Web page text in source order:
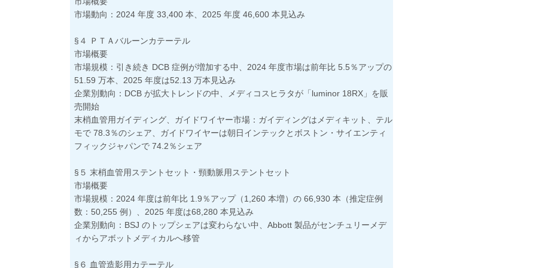
市場動向：2024 年度 33,400 本、2025 年度 46,600 本見込み
§４ ＰＴＡバルーンカテーテル
市場概要
市場規模：引き続き DCB 症例が増加する中、2024 年度市場は前年比 5.5％アップの
51.59 万本、2025 年度は52.13 万本見込み
企業別動向：DCB が拡大トレンドの中、メディコスヒラタが「luminor 18RX」を販
売開始
末梢血管用ガイディング、ガイドワイヤー市場：ガイディングはメディキット、テル
モで 78.3％のシェア、ガイドワイヤーは朝日インテックとボストン・サイエンティ
フィックジャパンで 74.2％シェア
§５ 末梢血管用ステントセット・頸動脈用ステントセット
市場概要
市場規模：2024 年度は前年比 1.9％アップ（1,260 本増）の 66,930 本（推定症例
数：50,255 例）、2025 年度は68,280 本見込み
企業別動向：BSJ のトップシェアは変わらない中、Abbott 製品がセンチュリーメデ
ィからアボットメディカルへ移管
§６ 血管造影用カテーテル